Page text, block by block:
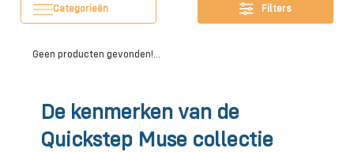
Categorieën Filters
Geen producten gevonden!...
De kenmerken van de
Quickstep Muse collectie